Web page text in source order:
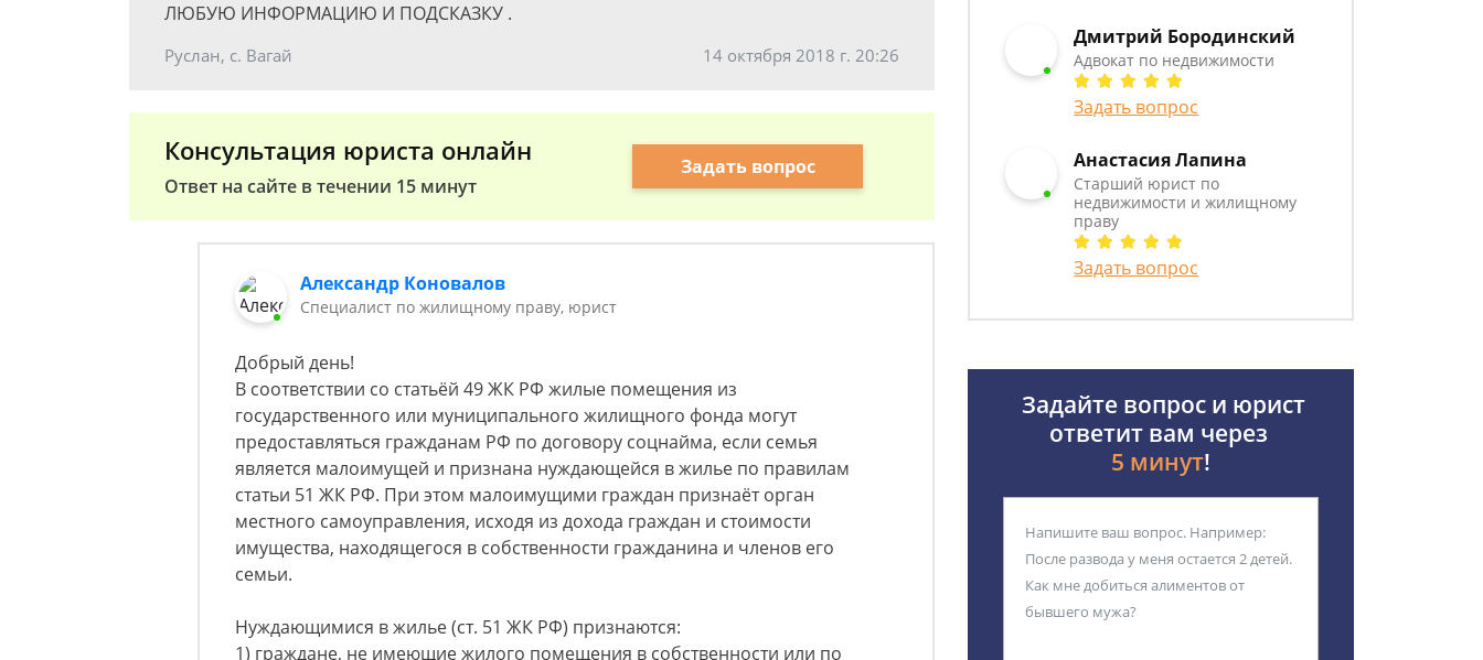
ЛЮБУЮ ИНФОРМАЦИЮ И ПОДСКАЗКУ .
Руслан, с. Вагай 14 октября 2018 г. 20:26
Консультация юриста онлайн
Ответ на сайте в течении 15 минут
Задать вопрос
Александр Коновалов
Специалист по жилищному праву, юрист
Добрый день!
В соответствии со статьёй 49 ЖК РФ жилые помещения из
государственного или муниципального жилищного фонда могут
предоставляться гражданам РФ по договору соцнайма, если семья
является малоимущей и признана нуждающейся в жилье по правилам
статьи 51 ЖК РФ. При этом малоимущими граждан признаёт орган
местного самоуправления, исходя из дохода граждан и стоимости
имущества, находящегося в собственности гражданина и членов его
семьи.
Нуждающимися в жилье (ст. 51 ЖК РФ) признаются:
1) граждане, не имеющие жилого помещения в собственности или по
Дмитрий Бородинский
Адвокат по недвижимости
Задать вопрос
Анастасия Лапина
Старший юрист по
недвижимости и жилищному
праву
Задать вопрос
Задайте вопрос и юрист
ответит вам через
5 минут!